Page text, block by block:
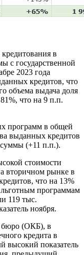
в
с государственной
2023 года
кредитов, что
объема выдача доля
что на 9 п.п.
программ в общей
выданных кредитов
(+11 п.п.).
стоимости
вторичном рынке в
что на 13%
программам
119 тыс.
ноября.
бюро (ОКБ), в
кредита в
высокий показатель